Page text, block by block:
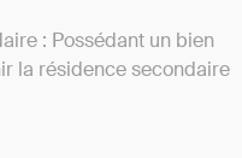
: Possédant un bien
la résidence secondaire